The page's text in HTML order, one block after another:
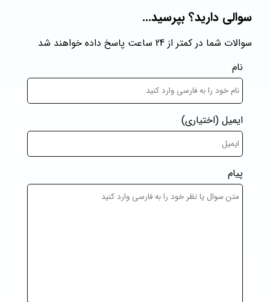
سوالی دارید؟ بپرسید...
سوالات شما در کمتر از 24 ساعت پاسخ داده خواهند شد
نام
ایمیل (اختیاری)
پیام